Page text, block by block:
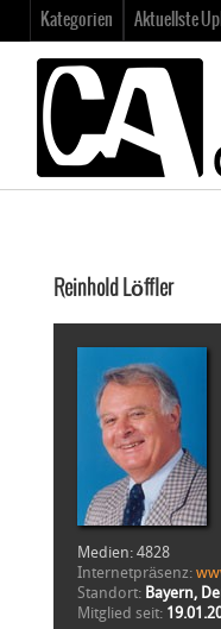
Kategorien Aktuellste
Reinhold Löffler
Medien: 4828
Internetpräsenz:
Standort: Bayern,
Mitglied seit: